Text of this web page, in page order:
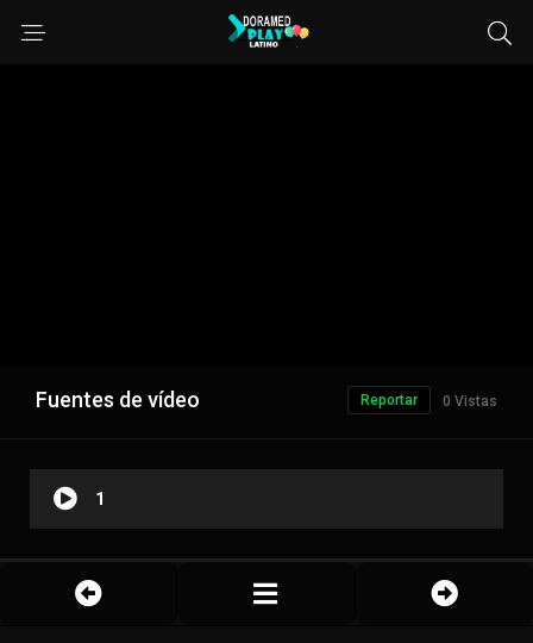
Fuentes de vídeo 0 Vistas
Reportar
1